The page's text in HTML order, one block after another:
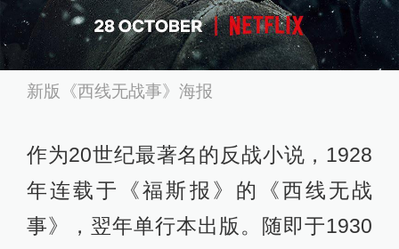
新版《西线无战事》海报
作为20世纪最著名的反战小说，1928
年连载于《福斯报》的《西线无战
事》，翌年单行本出版。随即于1930